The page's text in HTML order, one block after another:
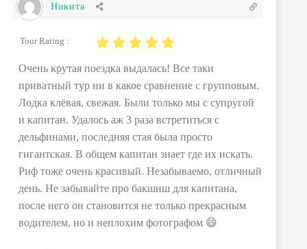
Никита
Tour Rating :
Очень крутая поездка выдалась! Все таки
приватный тур ни в какое сравнение с групповым.
Лодка клёвая, свежая. Были только мы с супругой
и капитан. Удалось аж 3 раза встретиться с
дельфинами, последняя стая была просто
гигантская. В общем капитан знает где их искать.
Риф тоже очень красивый. Незабываемо, отличный
день. Не забывайте про бакшиш для капитана,
после него он становится не только прекрасным
водителем, но и неплохим фотографом 😄